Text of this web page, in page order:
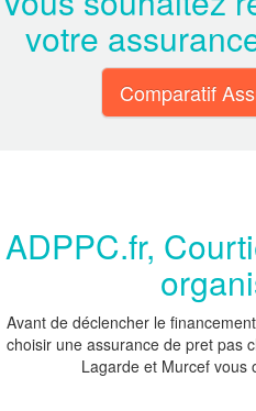
votre
Comparatif
ADPPC.fr,
Avant de déclencher le
choisir une assurance de pret pas
Lagarde et Murcef vous